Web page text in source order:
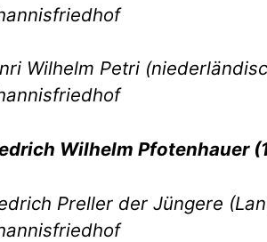
Wilhelm Petri
Wilhelm Pfotenhauer
Preller der Jüngere